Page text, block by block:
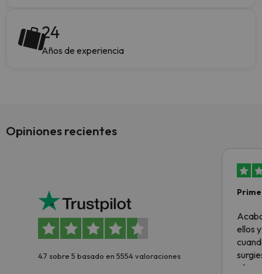
24
Años de experiencia
Opiniones recientes
4.7 sobre 5 basado en 5554 valoraciones
ellos